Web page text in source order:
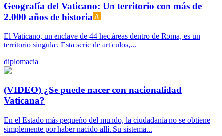
Geografía del Vaticano: Un territorio con más de
2.000 años de historia
El Vaticano, un enclave de 44 hectáreas dentro de Roma, es un
territorio singular. Esta serie de artículos,...
diplomacia
(VIDEO) ¿Se puede nacer con nacionalidad
Vaticana?
En el Estado más pequeño del mundo, la ciudadanía no se obtiene
simplemente por haber nacido allí. Su sistema...